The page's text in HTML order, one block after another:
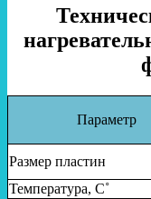
Параметр
Размер пластин
Температура, С˚